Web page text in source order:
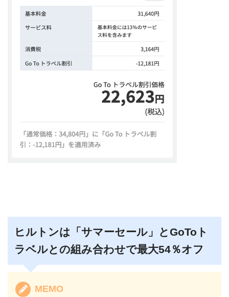
ヒルトンは「サマーセール」とGoToト
ラベルとの組み合わせで最大54％オフ
MEMO